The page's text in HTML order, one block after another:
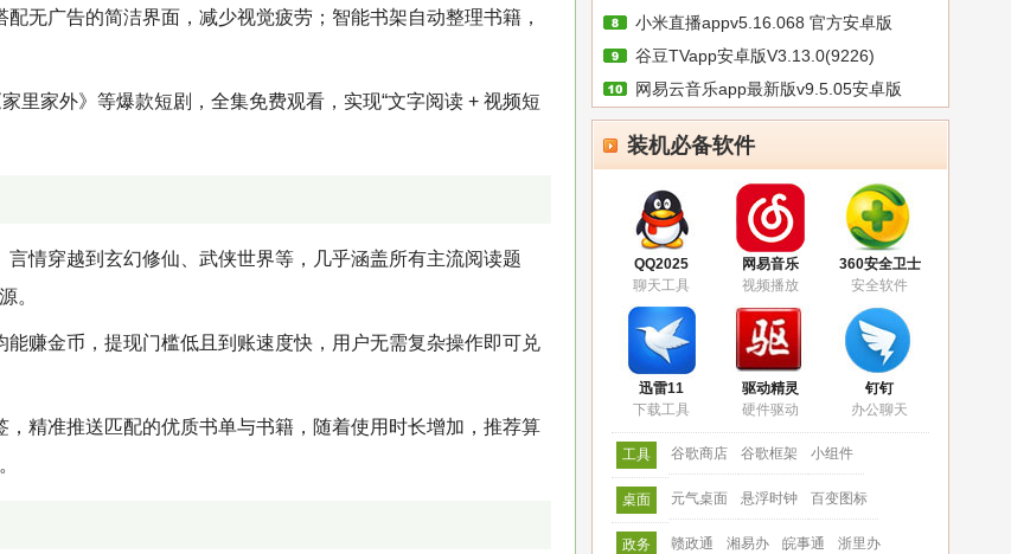
小米直播appv5.16.068 官方安卓版
谷豆TVapp安卓版V3.13.0(9226)
网易云音乐app最新版v9.5.05安卓版
装机必备软件
QQ2025
聊天工具
网易音乐
视频播放
360安全卫士
安全软件
迅雷11
下载工具
驱动精灵
硬件驱动
钉钉
办公聊天
工具 谷歌商店 谷歌框架 小组件
桌面 元气桌面 悬浮时钟 百变图标
政务 赣政通 湘易办 皖事通 浙里办
无广告的简洁界面，减少视觉疲劳；智能书架自动整理书籍，
里家外》等爆款短剧，全集免费观看，实现“文字阅读 + 视频短
情穿越到玄幻修仙、武侠世界等，几乎涵盖所有主流阅读题
。
赚金币，提现门槛低且到账速度快，用户无需复杂操作即可兑
精准推送匹配的优质书单与书籍，随着使用时长增加，推荐算